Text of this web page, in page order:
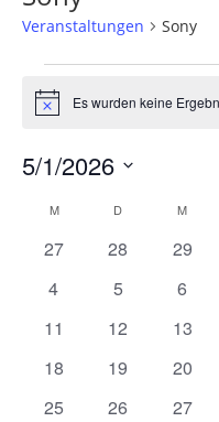
Veranstaltungen Sony
Veranstaltungen
HinweisEs wurden keine
5/1/2026
Kalender
von
Veranstaltungen
MMONTAG D DIENSTAGM
0
27
0
28
0
29
0
4
0
5
0
6
0
11
0
12
0
13
0
18
0
19
0
20
0
25
0
26
0
27